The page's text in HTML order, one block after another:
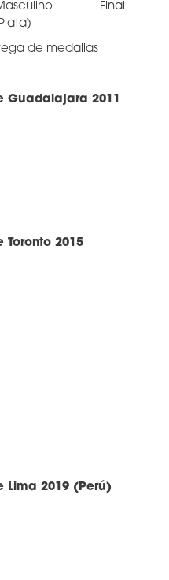
Final –
de medallas
Guadalajara 2011
2015
Lima 2019 (Perú)